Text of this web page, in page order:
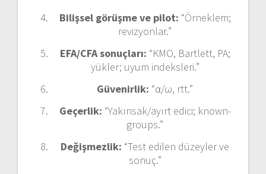
Bilişsel görüşme ve pilot: “Örneklem;
revizyonlar.”
EFA/CFA sonuçları: “KMO, Bartlett, PA;
yükler; uyum indeksleri.”
Güvenirlik: “α/ω, rtt.”
Geçerlik: “Yakınsak/ayırt edici; known-
groups.”
Değişmezlik: “Test edilen düzeyler ve
sonuç.”